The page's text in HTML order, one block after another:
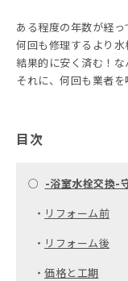
ある程度の年数が経
何回も修理するより
結果的に安く済む！な
それに、何回も業者
目次
○ -浴室水栓交換-
・ リフォーム前
・ リフォーム後
・ 価格と工期